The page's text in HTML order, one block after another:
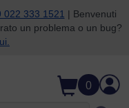
022 333 1521 | Benvenuti
un problema o un bug?
0